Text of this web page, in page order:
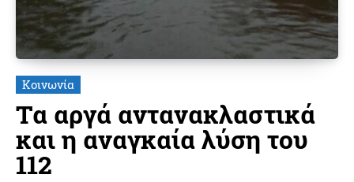
Κοινωνία
Τα αργά αντανακλαστικά
και η αναγκαία λύση του
112